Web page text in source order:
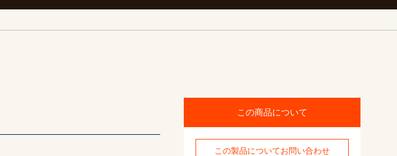
この商品について
この製品についてお問い合わせ